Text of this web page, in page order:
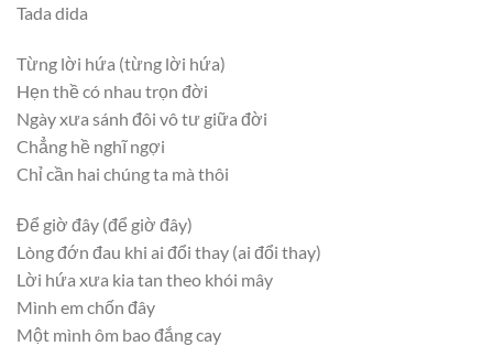
Tada dida
Từng lời hứa (từng lời hứa)
Hẹn thề có nhau trọn đời
Ngày xưa sánh đôi vô tư giữa đời
Chẳng hề nghĩ ngợi
Chỉ cần hai chúng ta mà thôi
Để giờ đây (để giờ đây)
Lòng đớn đau khi ai đổi thay (ai đổi thay)
Lời hứa xưa kia tan theo khói mây
Mình em chốn đây
Một mình ôm bao đắng cay